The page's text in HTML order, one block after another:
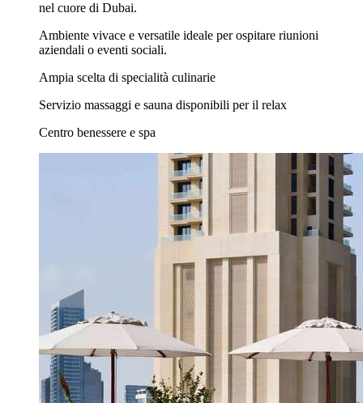
nel cuore di Dubai.
Ambiente vivace e versatile ideale per ospitare riunioni
aziendali o eventi sociali.
Ampia scelta di specialità culinarie
Servizio massaggi e sauna disponibili per il relax
Centro benessere e spa